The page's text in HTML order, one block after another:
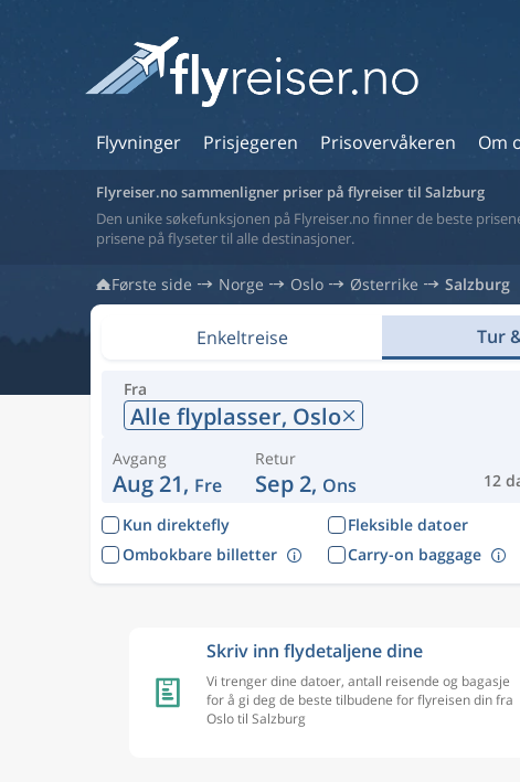
Flyvninger Prisjegeren Prisovervåkeren Om
Flyreiser.no sammenligner priser på flyreiser til Salzburg
Den unike søkefunksjonen på Flyreiser.no finner de beste
prisene på flyseter til alle destinasjoner.
Første side Norge Oslo Østerrike Salzburg
Enkeltreise Tur
Fra
Alle flyplasser, Oslo
Avgang
Aug 21, Fre 12
Retur
Sep 2, Ons
Kun direktefly Fleksible datoer
Ombokbare billetter
Carry-on baggage
Skriv inn flydetaljene dine
Vi trenger dine datoer, antall reisende og bagasje
for å gi deg de beste tilbudene for flyreisen din fra
Oslo til Salzburg